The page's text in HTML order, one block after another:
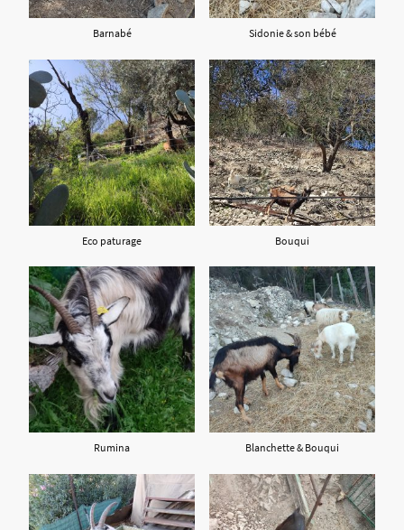
Barnabé Sidonie & son bébé
Eco paturage Bouqui
Rumina Blanchette & Bouqui